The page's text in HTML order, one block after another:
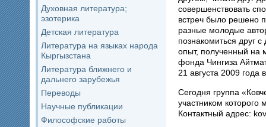
Духовная литература;
эзотерика
Детская литература
Литература на языках народа
Кыргызстана
Литература ближнего и
дальнего зарубежья
Переводы
Научные публикации
Философские работы
совершенствовать
встреч было решено
разные молодые
познакомиться друг
опыт, полученный на
фонда Чингиза
21 августа 2009 года
Сегодня группа
участником
Контактный адрес: